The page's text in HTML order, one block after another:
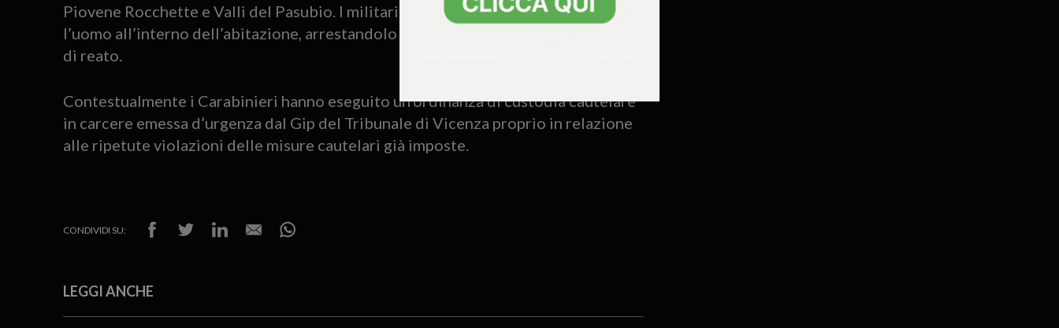
Piovene Rocchette e Valli del Pasubio. I militari hanno rintracciato e bloccato
l’uomo all’interno dell’abitazione, arrestandolo per la seconda volta in flagranza
di reato.
Contestualmente i Carabinieri hanno eseguito un’ordinanza di custodia cautelare
in carcere emessa d’urgenza dal Gip del Tribunale di Vicenza proprio in relazione
alle ripetute violazioni delle misure cautelari già imposte.
CONDIVIDI SU:
LEGGI ANCHE